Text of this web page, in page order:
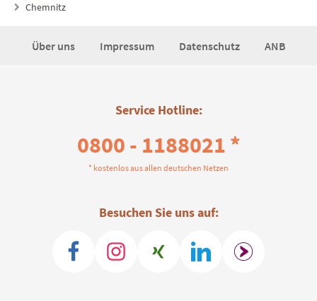
Chemnitz
Über uns Impressum Datenschutz ANB
Service Hotline:
0800 - 1188021 *
* kostenlos aus allen deutschen Netzen
Besuchen Sie uns auf: